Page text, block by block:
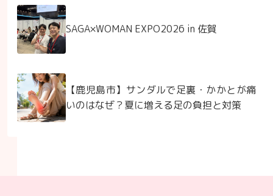
SAGA×WOMAN EXPO2026 in 佐賀
【鹿児島市】サンダルで足裏・かかとが痛
いのはなぜ？夏に増える足の負担と対策